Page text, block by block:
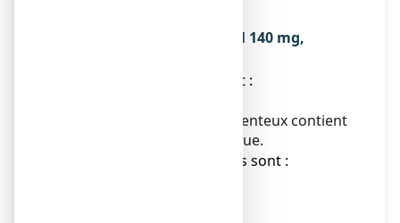
Ce que contient ANTALCALM 140 mg,
● La substance active est :
Chaque emplâtre médicamenteux contient
140 mg de diclofénac sodique.
● Les autres composants sont :